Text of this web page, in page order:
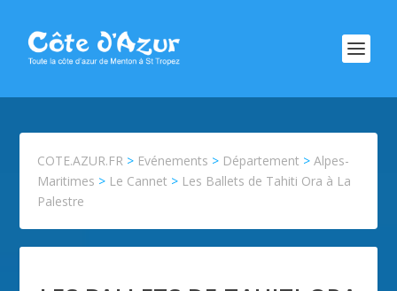
COTE.AZUR.FR > Evénements > Département >Alpes-
Maritimes > Le Cannet > Les Ballets de Tahiti Ora à La
Palestre